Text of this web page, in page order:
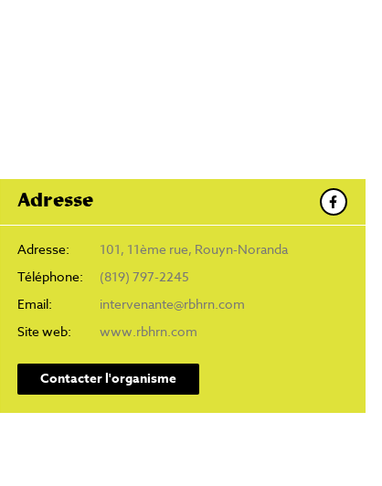
Adresse
Adresse:
101, 11ème rue, Rouyn-Noranda
Téléphone:
(819) 797-2245
Email:
intervenante@rbhrn.com
Site web:
www.rbhrn.com
Contacter l'organisme